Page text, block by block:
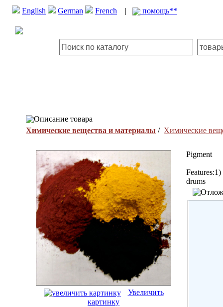
English German French | помощь**
Описание товара
Химические вещества и материалы / Химические
Увеличить
картинку
Pigment
drums